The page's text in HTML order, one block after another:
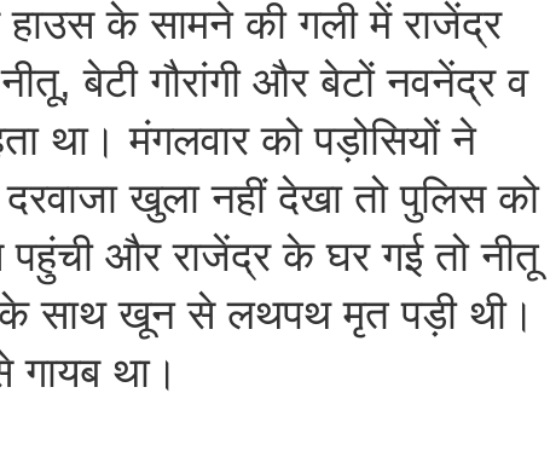
हाउस के सामने की गली में राजेंद्र
बेटी गौरांगी और बेटों नवनेंद्र व
था। मंगलवार को पड़ोसियों ने
खुला नहीं देखा तो पुलिस को
और राजेंद्र के घर गई तो नीतू
के साथ खून से लथपथ मृत पड़ी थी।
गायब था।